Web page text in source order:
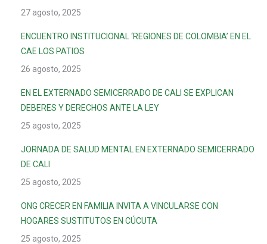
27 agosto, 2025
ENCUENTRO INSTITUCIONAL ‘REGIONES DE COLOMBIA’ EN EL
CAE LOS PATIOS
26 agosto, 2025
EN EL EXTERNADO SEMICERRADO DE CALI SE EXPLICAN
DEBERES Y DERECHOS ANTE LA LEY
25 agosto, 2025
JORNADA DE SALUD MENTAL EN EXTERNADO SEMICERRADO
DE CALI
25 agosto, 2025
ONG CRECER EN FAMILIA INVITA A VINCULARSE CON
HOGARES SUSTITUTOS EN CÚCUTA
25 agosto, 2025